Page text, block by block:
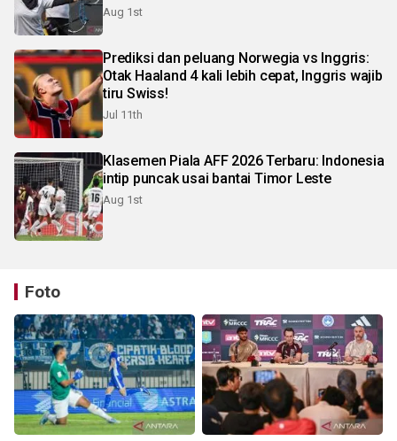
Aug 1st
Prediksi dan peluang Norwegia vs Inggris:
Otak Haaland 4 kali lebih cepat, Inggris wajib
tiru Swiss!
Jul 11th
Klasemen Piala AFF 2026 Terbaru: Indonesia
intip puncak usai bantai Timor Leste
Aug 1st
Foto